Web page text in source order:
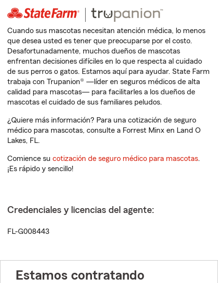
Cuando sus mascotas necesitan atención médica, lo menos
que desea usted es tener que preocuparse por el costo.
Desafortunadamente, muchos dueños de mascotas
enfrentan decisiones difíciles en lo que respecta al cuidado
de sus perros o gatos. Estamos aquí para ayudar. State Farm
trabaja con Trupanion® —líder en seguros médicos de alta
calidad para mascotas— para facilitarles a los dueños de
mascotas el cuidado de sus familiares peludos.
¿Quiere más información? Para una cotización de seguro
médico para mascotas, consulte a Forrest Minx en Land O
Lakes, FL.
Comience su cotización de seguro médico para mascotas.
¡Es rápido y sencillo!
Credenciales y licencias del agente:
FL-G008443
Estamos contratando